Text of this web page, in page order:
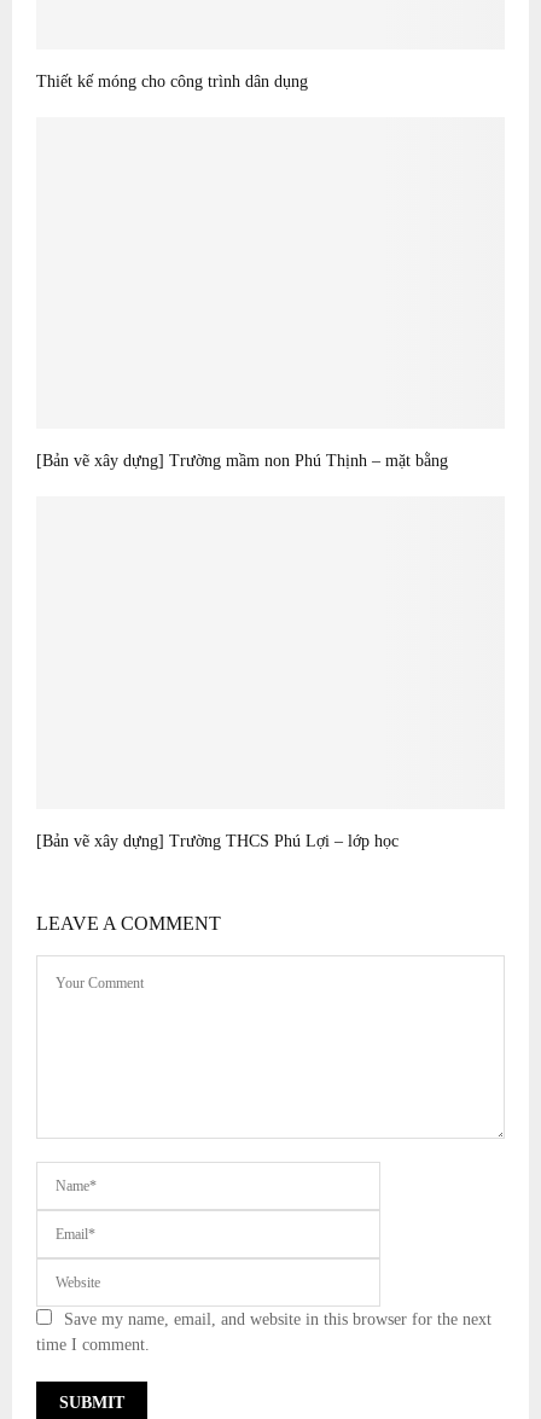
Thiết kế móng cho công trình dân dụng
[Bản vẽ xây dựng] Trường mầm non Phú Thịnh – mặt bằng
[Bản vẽ xây dựng] Trường THCS Phú Lợi – lớp học
LEAVE A COMMENT
Save my name, email, and website in this browser for the next
time I comment.